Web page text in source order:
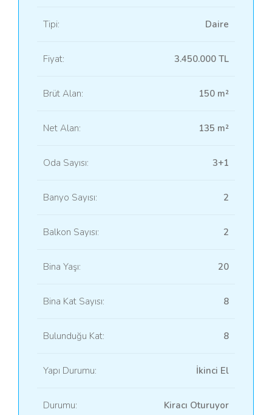
Tipi: Daire
Fiyat: 3.450.000 TL
Brüt Alan: 150 m²
Net Alan: 135 m²
Oda Sayısı: 3+1
Banyo Sayısı: 2
Balkon Sayısı: 2
Bina Yaşı: 20
Bina Kat Sayısı: 8
Bulunduğu Kat: 8
Yapı Durumu: İkinci El
Durumu: Kiracı Oturuyor